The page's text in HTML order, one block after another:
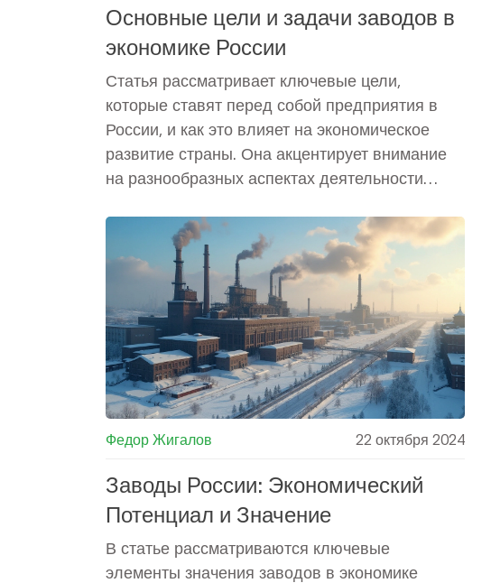
Основные цели и задачи заводов в
экономике России
Статья рассматривает ключевые цели,
которые ставят перед собой предприятия в
России, и как это влияет на экономическое
развитие страны. Она акцентирует внимание
на разнообразных аспектах деятельности
Особое внимание уделяется стратегическим,
социальным и финансовым целям, которые
связаны с инновациями и устойчивым
развитием. Эти аспекты показывают роль
заводов как движущей силы экономики.
Федор Жигалов 22 октября 2024
Заводы России: Экономический
Потенциал и Значение
В статье рассматриваются ключевые
элементы значения заводов в экономике